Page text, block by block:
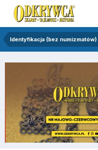
Identyfikacja (bez numizmatów)